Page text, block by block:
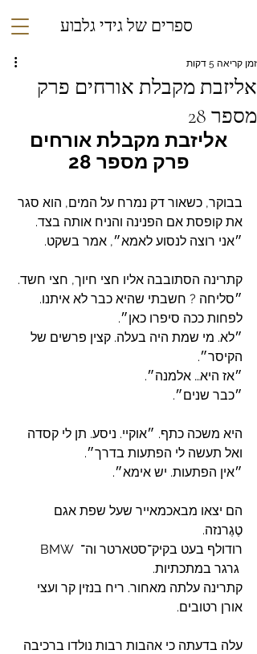
ספרים של גידי גלבוע
אליזבת מקבלת אורחים פרק
מספר 28
זמן קריאה 5 דקות
אליזבת מקבלת אורחים
פרק מספר 28
בבוקר, כשאור דק נמרח על המים, הוא סגר
את קופסת אם הפנינה והניח אותה בצד.
״אני רוצה לנסוע לאמא״, אמר בשקט.
קתרינה הסתובבה אליו חצי חיוך, חצי חשד.
״סליחה ? חשבתי שהיא כבר לא איתנו.
לפחות ככה סיפרו כאן״.
״לא. מי שמת היה בעלה. קצין פרשים של
הקיסר״.
״אז היא… אלמנה״.
״כבר שנים״.
היא משכה כתף. ״אוקיי. ניסע. תן לי קסדה
ואל תעשה לי הפתעות בדרך״.
״אין הפתעות. יש אימא״.
הם יצאו מבאכמאייר שעל שפת אגם
טֶגֶרנזה.
גרגר במתכתיות.
קתרינה עלתה מאחור. ריח בנזין קר ועצי
אורן רטובים.
עלה בדעתה כי אהבות רבות נולדו ברכיבה